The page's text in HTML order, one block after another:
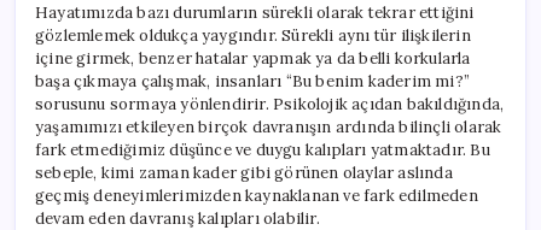
Hayatımızda bazı durumların sürekli olarak tekrar ettiğini
gözlemlemek oldukça yaygındır. Sürekli aynı tür ilişkilerin
içine girmek, benzer hatalar yapmak ya da belli korkularla
başa çıkmaya çalışmak, insanları “Bu benim kaderim mi?”
sorusunu sormaya yönlendirir. Psikolojik açıdan bakıldığında,
yaşamımızı etkileyen birçok davranışın ardında bilinçli olarak
fark etmediğimiz düşünce ve duygu kalıpları yatmaktadır. Bu
sebeple, kimi zaman kader gibi görünen olaylar aslında
geçmiş deneyimlerimizden kaynaklanan ve fark edilmeden
devam eden davranış kalıpları olabilir.